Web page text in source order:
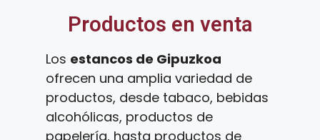
Productos en venta
Los estancos de Gipuzkoa
ofrecen una amplia variedad de
productos, desde tabaco, bebidas
alcohólicas, productos de
papelería, hasta productos de